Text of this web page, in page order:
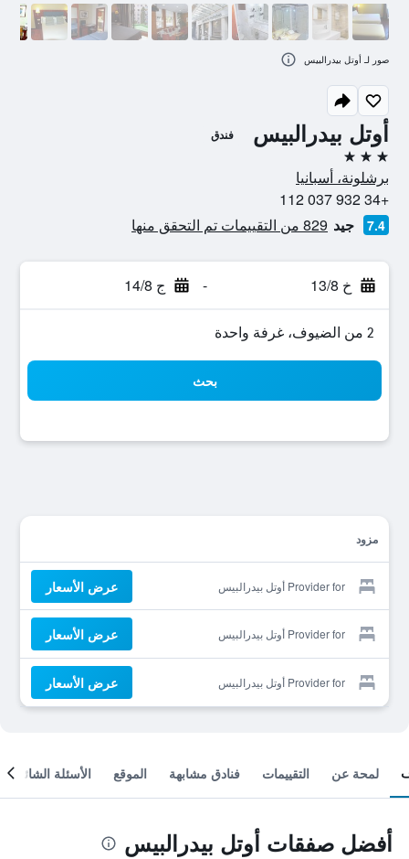
أوتل بيدرالبيس فندق
3 نجوم
برشلونة، أسبانيا
+34 932 037 112
7.4 جيد 829 من التقييمات تم التحقق منها
خ 13/8 - ج 14/8
2 من الضيوف، غرفة واحدة
بحث
مزود
Provider for أوتل بيدرالبيس عرض الأسعار
Provider for أوتل بيدرالبيس عرض الأسعار
Provider for أوتل بيدرالبيس عرض الأسعار
صور لـ أوتل بيدرالبيس
لمحة عن التقييمات فنادق مشابهة الموقع الأسئلة الشائعة
أفضل صفقات أوتل بيدرالبيس